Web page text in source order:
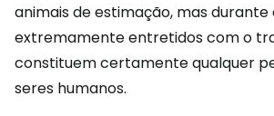
animais de estimação, mas
extremamente entretidos com o
constituem certamente qualquer
seres humanos.